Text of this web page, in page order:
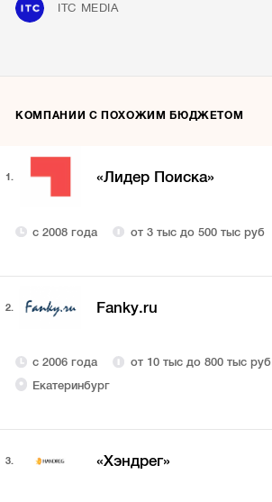
ITC MEDIA
КОМПАНИИ С ПОХОЖИМ БЮДЖЕТОМ
1. «Лидер Поиска»
с 2008 года от 3 тыс до 500 тыс руб
2. Fanky.ru
с 2006 года
от 10 тыс до 800 тыс руб
Екатеринбург
3. «Хэндрег»